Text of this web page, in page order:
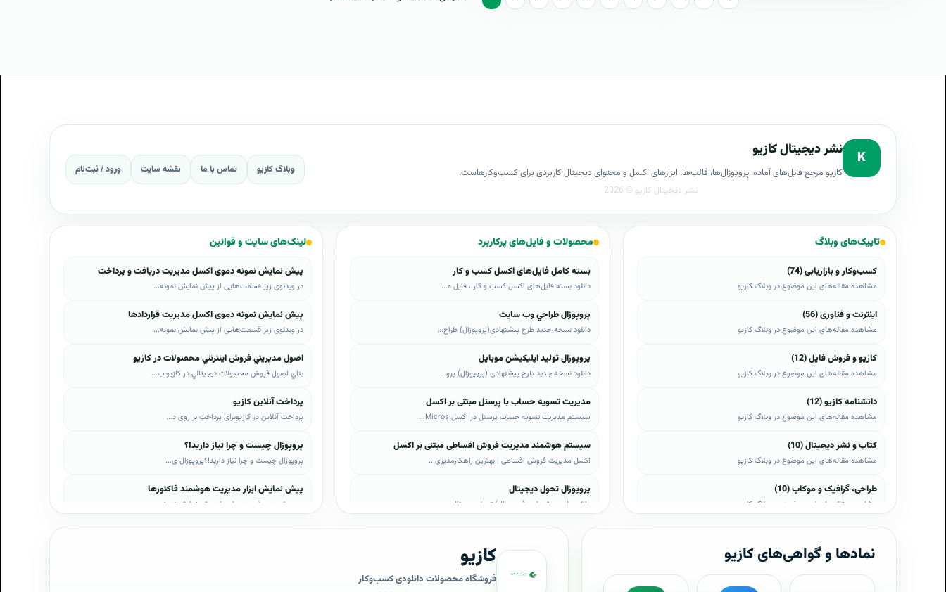
K نشر دیجیتال کازیو
کازیو مرجع فایل‌های آماده، پروپوزال‌ها، قالب‌ها، ابزارهای اکسل و محتوای دیجیتال کاربردی برای کسب‌وکارهاست. وبلاگ کازیو تماس با ما نقشه سایت ورود / ثبت‌نام
تاپیک‌های وبلاگ
کسب‌وکار و بازاریابی (74)
مشاهده مقاله‌های این موضوع در وبلاگ کازیو
اینترنت و فناوری (56)
مشاهده مقاله‌های این موضوع در وبلاگ کازیو
کازیو و فروش فایل (12)
مشاهده مقاله‌های این موضوع در وبلاگ کازیو
دانشنامه کازیو (12)
مشاهده مقاله‌های این موضوع در وبلاگ کازیو
کتاب و نشر دیجیتال (10)
مشاهده مقاله‌های این موضوع در وبلاگ کازیو
طراحی، گرافیک و موکاپ (10)
مشاهده مقاله‌های این موضوع در وبلاگ کازیو
مشاهده مقاله‌های این موضوع در وبلاگ کازیو
موبایل و اندروید (6)
محصولات و فایل‌های پرکاربرد
بسته کامل فایل‌های اکسل کسب و کار
دانلود بسته فایل‌های اکسل کسب و کار ، فایل ه...
پروپوزال طراحي وب سايت
دانلود نسخه جدید طرح پيشنهادي(پروپوزال) طراح...
پروپوزال تولید اپلیکیشن موبایل
دانلود نسخه جدید طرح پیشنهادی (پروپوزال) پرو...
مدیریت تسویه حساب با پرسنل مبتنی بر اکسل
سیستم مدیریت تسویه حساب پرسنل در اکسل Micros...
سیستم هوشمند مدیریت فروش اقساطی مبتنی بر اکسل
اکسل مدیریت فروش اقساطی | بهترین راهکارمدیری...
پروپوزال تحول دیجیتال
دانلود طرح پیشنهادی (پروپوزال) تحول دیجیتال،...
پروپوزال AI
دانلود طرح پيشنهادي(پروپوزال) هوش مصنوعی (AI...
پروپوزال بیزاجی
لینک‌های سایت و قوانین
پیش نمایش نمونه دموی اکسل مدیریت دریافت و پرداخت
در ویدئوی زیر قسمت‌هایی از پیش نمایش نمونه...
پیش نمایش نمونه دموی اکسل مدیریت قراردادها
در ویدئوی زیر قسمت‌هایی از پیش نمایش نمونه...
اصول مديريتي فروش اينترنتي محصولات در کازيو
بناي اصول فروش محصولات ديجيتالي در کازيو ب...
پرداخت آنلاین کازیو
پرداخت آنلاین در کازیوبرای پرداخت بر روی د...
پروپوزال چیست و چرا نیاز دارید!؟
پروپوزال چیست و چرا نیاز دارید!؟پروپوزال ی...
پیش نمایش ابزار مدیریت هوشمند فاکتورها
در ویدئوی زیر قسمت‌هایی از پیش نمایش نمونه...
نمادها و گواهی‌های کازیو کازیو
فروشگاه محصولات دانلودی کسب‌وکار